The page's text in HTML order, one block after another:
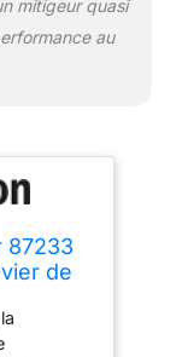
mitigeur quasi
au
87233
de
et à